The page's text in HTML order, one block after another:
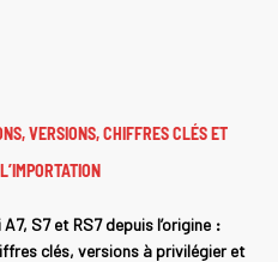
VERSIONS, CHIFFRES CLÉS ET
S7 et RS7 depuis l’origine :
clés, versions à privilégier et